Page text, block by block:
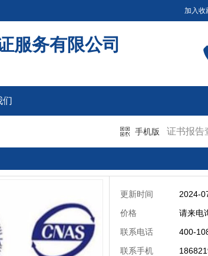
加入收
服务有限公司
们
证书报告
手机版
更新时间
2024-
价格
请来电
联系电话
400-
联系手机